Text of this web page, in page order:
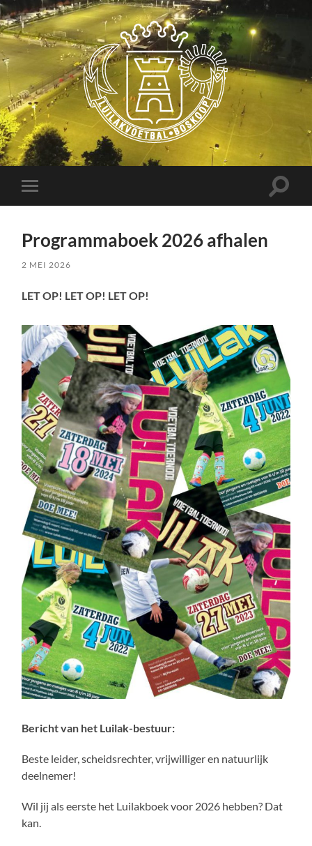
Luilakvoetbal
Boskoop
Toggle
mobiel
Toggle
Programmaboek 2026 afhalen
2 MEI 2026
LET OP! LET OP! LET OP!
Bericht van het Luilak-bestuur:
Beste leider, scheidsrechter, vrijwilliger en natuurlijk
deelnemer!
Wil jij als eerste het Luilakboek voor 2026 hebben? Dat
kan.